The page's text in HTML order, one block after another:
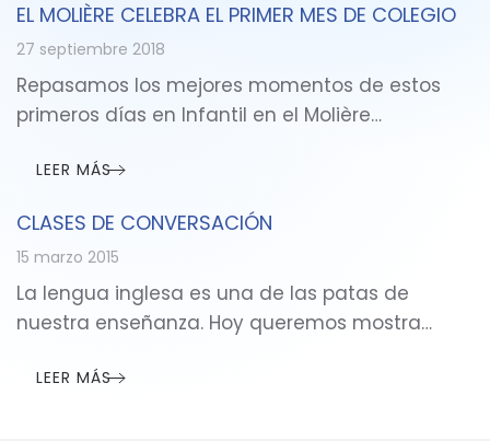
EL MOLIÈRE CELEBRA EL PRIMER MES DE COLEGIO
27 septiembre 2018
Repasamos los mejores momentos de estos
primeros días en Infantil en el Molière…
LEER MÁS
CLASES DE CONVERSACIÓN
15 marzo 2015
La lengua inglesa es una de las patas de
nuestra enseñanza. Hoy queremos mostra…
LEER MÁS